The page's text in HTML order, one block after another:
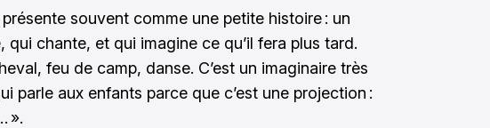
souvent comme une petite histoire : un
qui chante, et qui imagine ce qu’il fera plus tard.
feu de camp, danse. C’est un imaginaire très
parle aux enfants parce que c’est une projection :
».